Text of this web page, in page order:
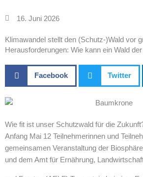
16. Juni 2026
Klimawandel stellt den (Schutz-)Wald vor
Herausforderungen: Wie kann ein Wald
Facebook Twitter
Wie fit ist unser Schutzwald für die
Anfang Mai 12 Teilnehmerinnen und
gemeinsamen Veranstaltung der
und dem Amt für Ernährung,